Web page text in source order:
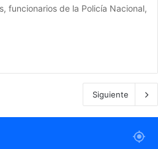
funcionarios de la Policía Nacional,
Siguiente